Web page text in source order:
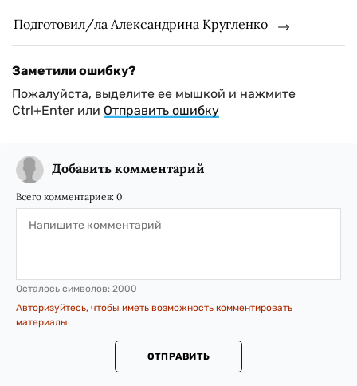
Подготовил/ла Александрина Кругленко
Заметили ошибку?
Пожалуйста, выделите ее мышкой и нажмите
Ctrl+Enter или Отправить ошибку
Добавить комментарий
Всего комментариев: 0
Осталось символов: 2000
Авторизуйтесь, чтобы иметь возможность комментировать
материалы
ОТПРАВИТЬ